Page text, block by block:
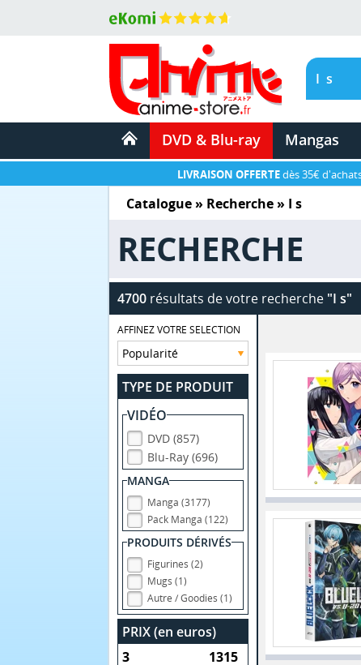
DVD & Blu-ray Mangas
LIVRAISON OFFERTEdès 35€
Catalogue» Recherche » I s
RECHERCHE
4700résultats de votre recherche "I s"
AFFINEZ VOTRE SELECTION
TYPE DE PRODUIT
VIDÉO
DVD (857)
Blu-Ray (696)
MANGA
Manga (3177)
Pack Manga (122)
PRODUITS DÉRIVÉS
Figurines (2)
Mugs (1)
Autre / Goodies (1)
PRIX (en euros)